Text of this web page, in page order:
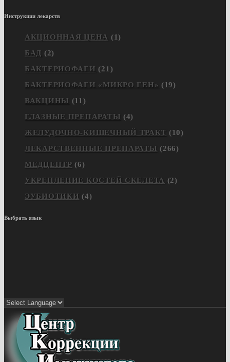
Инструкции лекарств
АКЦИОННАЯ ЦЕНА (1)
БАД (2)
БАКТЕРИОФАГИ (21)
БАКТЕРИОФАГИ «МИКРО ГЕН» (19)
ВАКЦИНЫ (11)
ГЛАЗНЫЕ ПРЕПАРАТЫ (4)
ЖЕЛУДОЧНО-КИШЕЧНЫЙ ТРАКТ (10)
ЛЕКАРСТВЕННЫЕ ПРЕПАРАТЫ (266)
МЕДЦЕНТР (6)
УКРЕПЛЕНИЕ КОСТЕЙ СКЕЛЕТА (2)
ЭУБИОТИКИ (4)
Выбрать язык